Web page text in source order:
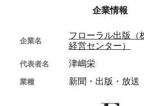
企業情報
企業名
フローラル出版（
経営センター）
代表者名 津嶋栄
業種 新聞・出版・放送